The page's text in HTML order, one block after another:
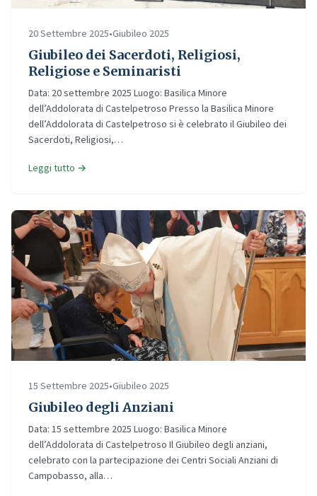
20 Settembre 2025•Giubileo 2025
Giubileo dei Sacerdoti, Religiosi,
Religiose e Seminaristi
Data: 20 settembre 2025 Luogo: Basilica Minore
dell’Addolorata di Castelpetroso Presso la Basilica Minore
dell’Addolorata di Castelpetroso si è celebrato il Giubileo dei
Sacerdoti, Religiosi,…
Leggi tutto →
15 Settembre 2025•Giubileo 2025
Giubileo degli Anziani
Data: 15 settembre 2025 Luogo: Basilica Minore
dell’Addolorata di Castelpetroso Il Giubileo degli anziani,
celebrato con la partecipazione dei Centri Sociali Anziani di
Campobasso, alla…